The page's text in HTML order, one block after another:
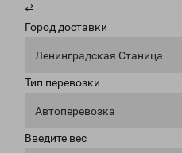
⇄
Город доставки
Ленинградская Станица
Тип перевозки
Автоперевозка
Введите вес